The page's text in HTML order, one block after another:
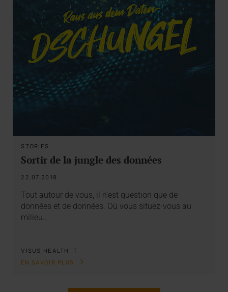
STORIES
Sortir de la jungle des données
22.07.2019
Tout autour de vous, il n’est question que de
données et de données. Où vous situez-vous au
milieu…
VISUS HEALTH IT
EN SAVOIR PLUS